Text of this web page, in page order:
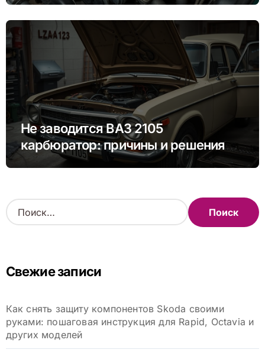
Не заводится ВАЗ 2105
карбюратор: причины и решения
проблемы
Н
а
:Свежие записи
Как снять защиту компонентов Skoda своими
руками: пошаговая инструкция для Rapid, Octavia и
других моделей